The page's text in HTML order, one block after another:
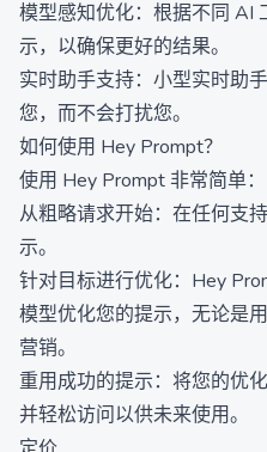
模型感知优化：根据不同 AI
示，以确保更好的结果。
实时助手支持：小型实时助
您，而不会打扰您。
如何使用 Hey Prompt？
使用 Hey Prompt 非常简单：
从粗略请求开始：在任何支
示。
针对目标进行优化：Hey
模型优化您的提示，无论是
营销。
重用成功的提示：将您的优
并轻松访问以供未来使用。